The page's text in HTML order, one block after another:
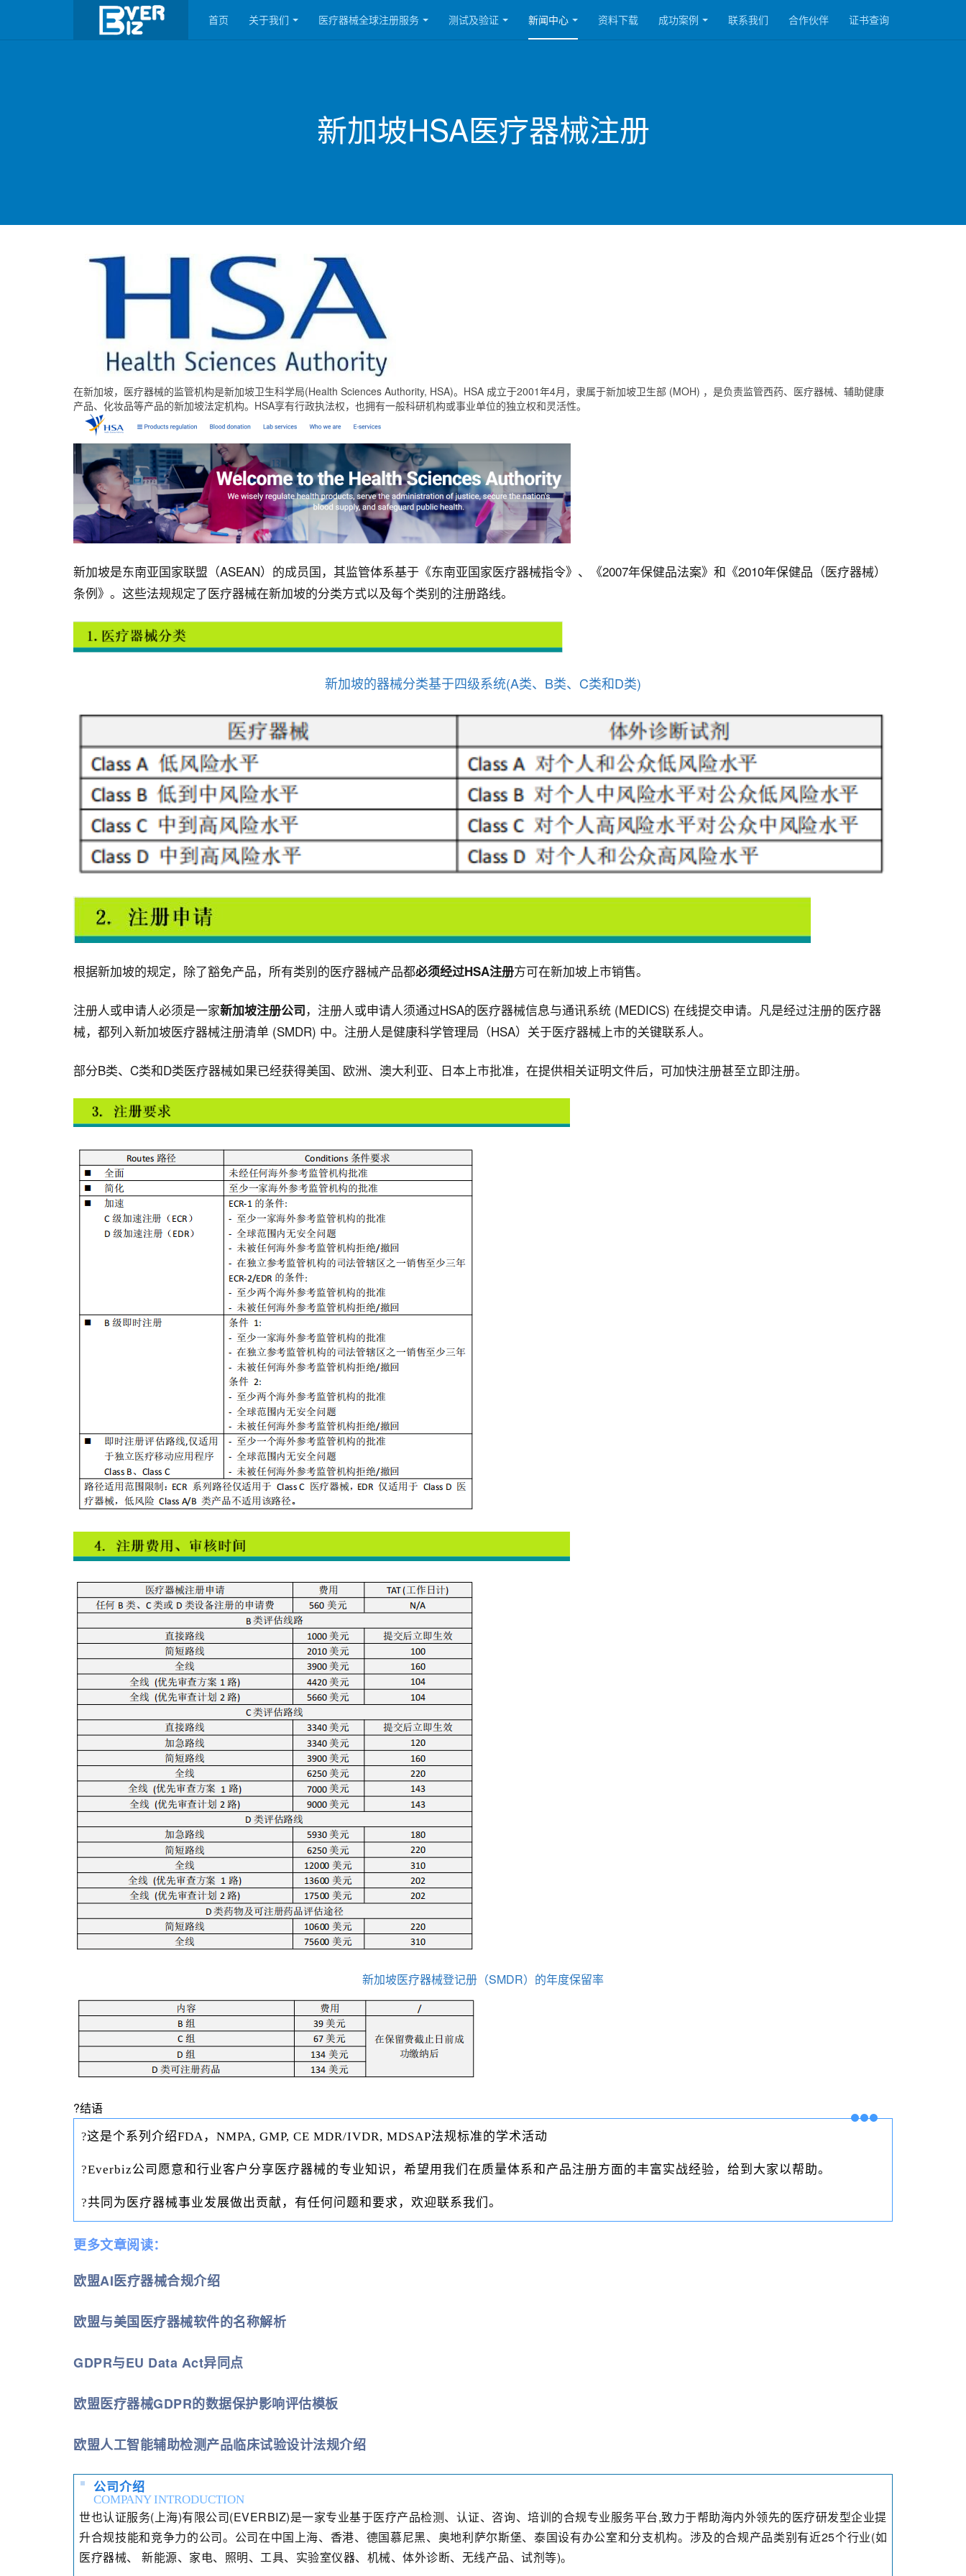
首页 关于我们 医疗器械全球注册服务 测试及验证 新闻中心 资料下载 成功案例 联系我们 合作伙伴 证书查询
新加坡HSA医疗器械注册
在新加坡，医疗器械的监管机构是新加坡卫生科学局(Health Sciences Authority, HSA)。HSA 成立于2001年4月，隶属于新加坡卫生部 (MOH) ，是负责监管西药、医疗器械、辅助健康
产品、化妆品等产品的新加坡法定机构。HSA享有行政执法权，也拥有一般科研机构或事业单位的独立权和灵活性。
新加坡是东南亚国家联盟（ASEAN）的成员国，其监管体系基于《东南亚国家医疗器械指令》、《2007年保健品法案》和《2010年保健品（医疗器械）
条例》。这些法规规定了医疗器械在新加坡的分类方式以及每个类别的注册路线。
新加坡的器械分类基于四级系统(A类、B类、C类和D类)
根据新加坡的规定，除了豁免产品，所有类别的医疗器械产品都必须经过HSA注册方可在新加坡上市销售。
注册人或申请人必须是一家新加坡注册公司，注册人或申请人须通过HSA的医疗器械信息与通讯系统 (MEDICS) 在线提交申请。凡是经过注册的医疗器
械，都列入新加坡医疗器械注册清单 (SMDR) 中。注册人是健康科学管理局（HSA）关于医疗器械上市的关键联系人。
部分B类、C类和D类医疗器械如果已经获得美国、欧洲、澳大利亚、日本上市批准，在提供相关证明文件后，可加快注册甚至立即注册。
新加坡医疗器械登记册（SMDR）的年度保留率
?结语
?这是个系列介绍FDA，NMPA, GMP, CE MDR/IVDR, MDSAP法规标准的学术活动
?Everbiz公司愿意和行业客户分享医疗器械的专业知识，希望用我们在质量体系和产品注册方面的丰富实战经验，给到大家以帮助。
?共同为医疗器械事业发展做出贡献，有任何问题和要求，欢迎联系我们。
更多文章阅读：
欧盟AI医疗器械合规介绍
欧盟与美国医疗器械软件的名称解析
GDPR与EU Data Act异同点
欧盟医疗器械GDPR的数据保护影响评估模板
欧盟人工智能辅助检测产品临床试验设计法规介绍
公司介绍
COMPANY INTRODUCTION
世也认证服务(上海)有限公司(EVERBIZ)是一家专业基于医疗产品检测、认证、咨询、培训的合规专业服务平台,致力于帮助海内外领先的医疗研发型企业提
升合规技能和竞争力的公司。 公司在中国上海、香港、德国慕尼黑、奥地利萨尔斯堡、泰国设有办公室和分支机构。涉及的合规产品类别有近25个行业(如
医疗器械、 新能源、家电、照明、工具、实验室仪器、机械、体外诊断、无线产品、试剂等)。